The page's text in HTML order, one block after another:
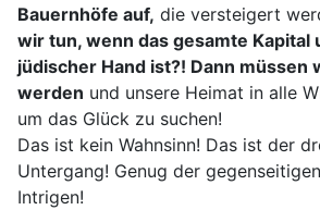
Bauernhöfe auf, die versteigert
wir tun, wenn das gesamte Kapital
jüdischer Hand ist?! Dann müssen
werden und unsere Heimat in alle
um das Glück zu suchen!
Das ist kein Wahnsinn! Das ist der
Untergang! Genug der
Intrigen!